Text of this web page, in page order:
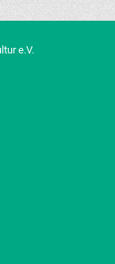
e.V.